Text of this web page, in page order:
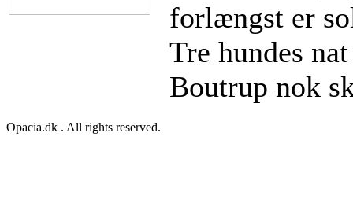
forlængst er
Tre hundes
Boutrup nok
Opacia.dk . All rights reserved.